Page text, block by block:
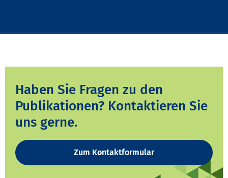
Haben Sie Fragen zu den
Publikationen? Kontaktieren Sie
uns gerne.
Zum Kontaktformular